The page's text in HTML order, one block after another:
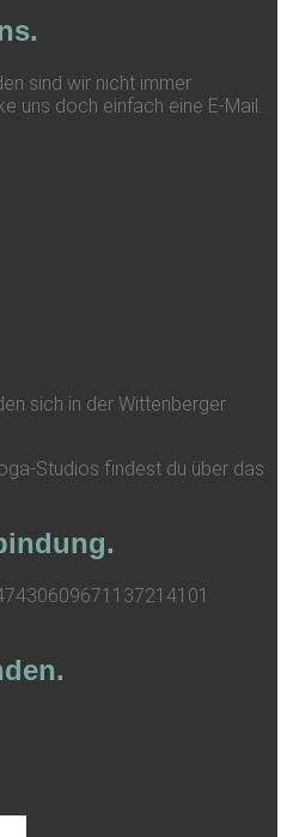
sind wir nicht immer
uns doch einfach eine E-Mail.
sich in der Wittenberger
Studios findest du über das